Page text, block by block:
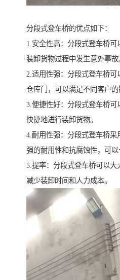
分段式登车桥的优点如下：
1.安全性高：分段式登车桥
装卸货物过程中发生意外事故
2.适用性强：分段式登车桥可
仓库门，可以满足不同客户的
3.便捷性好：分段式登车桥可
快捷地进行装卸货物。
4.耐用性强：分段式登车桥
强的耐用性和抗腐蚀性，可以
5.提率：分段式登车桥可以大
减少装卸时间和人力成本。